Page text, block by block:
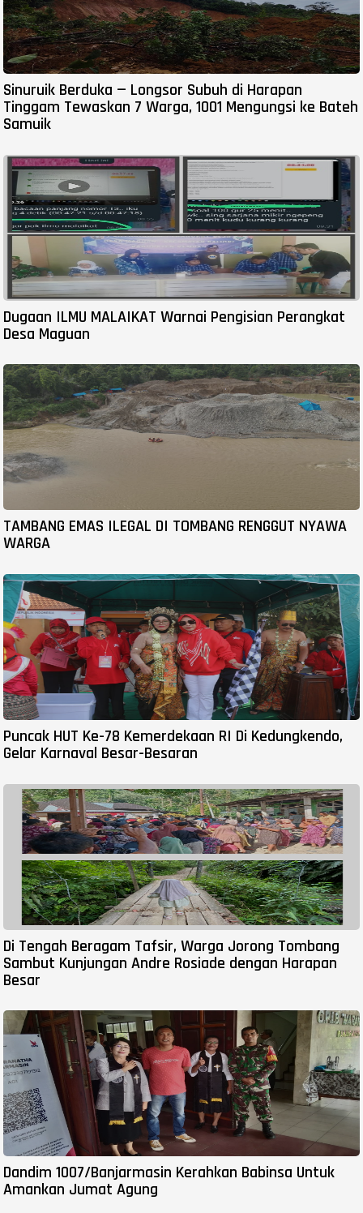
Sinuruik Berduka — Longsor Subuh di Harapan
Tinggam Tewaskan 7 Warga, 1001 Mengungsi ke Bateh
Samuik
Dugaan ILMU MALAIKAT Warnai Pengisian Perangkat
Desa Maguan
TAMBANG EMAS ILEGAL DI TOMBANG RENGGUT NYAWA
WARGA
Puncak HUT Ke-78 Kemerdekaan RI Di Kedungkendo,
Gelar Karnaval Besar-Besaran
Di Tengah Beragam Tafsir, Warga Jorong Tombang
Sambut Kunjungan Andre Rosiade dengan Harapan
Besar
Dandim 1007/Banjarmasin Kerahkan Babinsa Untuk
Amankan Jumat Agung